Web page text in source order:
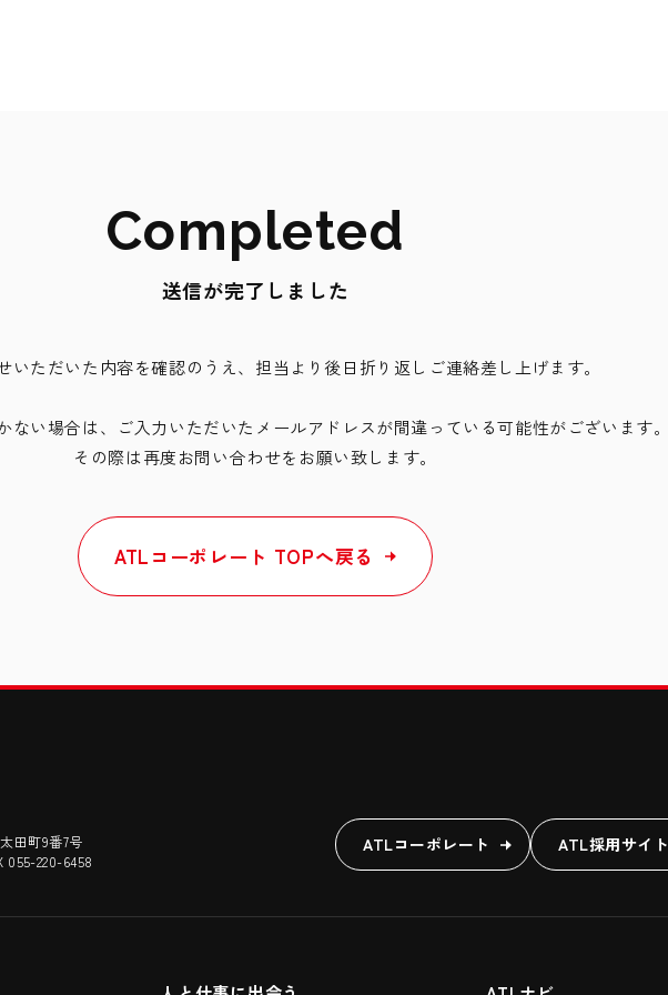
Completed
送信が完了しました
いただいた内容を確認のうえ、担当より後日折り返しご連絡差し上げます。
ない場合は、ご入力いただいたメールアドレスが間違っている可能性がございます。
その際は再度お問い合わせをお願い致します。
ATLコーポレート TOPへ戻る
田町9番7号
055-220-6458
ATLコーポレート ATL採用サイト